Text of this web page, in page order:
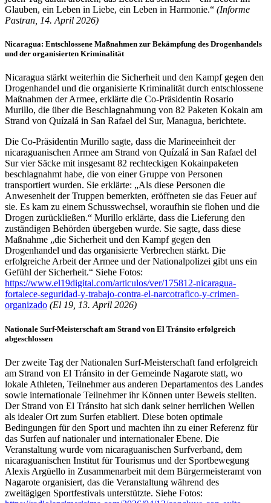
Glauben, ein Leben in Liebe, ein Leben in Harmonie.“ (Informe
Pastran, 14. April 2026)
Nicaragua: Entschlossene Maßnahmen zur Bekämpfung des Drogenhandels
und der organisierten Kriminalität
Nicaragua stärkt weiterhin die Sicherheit und den Kampf gegen den
Drogenhandel und die organisierte Kriminalität durch entschlossene
Maßnahmen der Armee, erklärte die Co-Präsidentin Rosario
Murillo, die über die Beschlagnahmung von 82 Paketen Kokain am
Strand von Quízalá in San Rafael del Sur, Managua, berichtete.
Die Co-Präsidentin Murillo sagte, dass die Marineeinheit der
nicaraguanischen Armee am Strand von Quízalá in San Rafael del
Sur vier Säcke mit insgesamt 82 rechteckigen Kokainpaketen
beschlagnahmt habe, die von einer Gruppe von Personen
transportiert wurden. Sie erklärte: „Als diese Personen die
Anwesenheit der Truppen bemerkten, eröffneten sie das Feuer auf
sie. Es kam zu einem Schusswechsel, woraufhin sie flohen und die
Drogen zurückließen.“ Murillo erklärte, dass die Lieferung den
zuständigen Behörden übergeben wurde. Sie sagte, dass diese
Maßnahme „die Sicherheit und den Kampf gegen den
Drogenhandel und das organisierte Verbrechen stärkt. Die
erfolgreiche Arbeit der Armee und der Nationalpolizei gibt uns ein
Gefühl der Sicherheit.“ Siehe Fotos:
https://www.el19digital.com/articulos/ver/175812-nicaragua-
fortalece-seguridad-y-trabajo-contra-el-narcotrafico-y-crimen-
organizado (El 19, 13. April 2026)
Nationale Surf-Meisterschaft am Strand von El Tránsito erfolgreich
abgeschlossen
Der zweite Tag der Nationalen Surf-Meisterschaft fand erfolgreich
am Strand von El Tránsito in der Gemeinde Nagarote statt, wo
lokale Athleten, Teilnehmer aus anderen Departamentos des Landes
sowie internationale Teilnehmer ihr Können unter Beweis stellten.
Der Strand von El Tránsito hat sich dank seiner herrlichen Wellen
als idealer Ort zum Surfen etabliert. Diese boten optimale
Bedingungen für den Sport und machten ihn zu einer Referenz für
das Surfen auf nationaler und internationaler Ebene. Die
Veranstaltung wurde vom nicaraguanischen Surfverband, dem
nicaraguanischen Institut für Tourismus und der Sportbewegung
Alexis Argüello in Zusammenarbeit mit dem Bürgermeisteramt von
Nagarote organisiert, das die Veranstaltung während des
zweitägigen Sportfestivals unterstützte. Siehe Fotos: